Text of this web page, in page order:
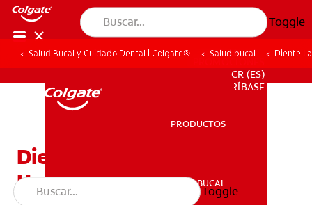
Toggle
SALUD BUCAL
CR (ES)
SUSCRÍBASE
PRODUCTOS
SALUD BUCAL
Toggle
Salud Bucal y Cuidado Dental | Colgate® Salud bucal Diente
Diente Lastimado ¿Qué
Hacer?